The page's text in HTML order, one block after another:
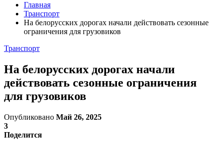
Главная
Транспорт
На белорусских дорогах начали действовать сезонные
ограничения для грузовиков
Транспорт
На белорусских дорогах начали
действовать сезонные ограничения
для грузовиков
Опубликовано Май 26, 2025
3
Поделится